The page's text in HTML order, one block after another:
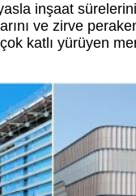
inşaat
ve zirve
katlı yürüyen